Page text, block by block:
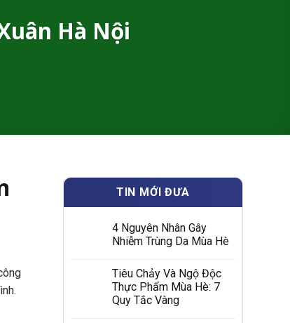
Hà Nội
TIN MỚI ĐƯA
4 Nguyên Nhân Gây
Nhiễm Trùng Da Mùa Hè
Tiêu Chảy Và Ngộ Độc
Thực Phẩm Mùa Hè: 7
Quy Tắc Vàng